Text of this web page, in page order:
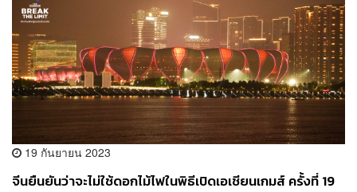
19 กันยายน 2023
จีนยืนยันว่าจะไม่ใช้ดอกไม้ไฟในพิธีเปิดเอเชียนเกมส์ ครั้งที่ 19